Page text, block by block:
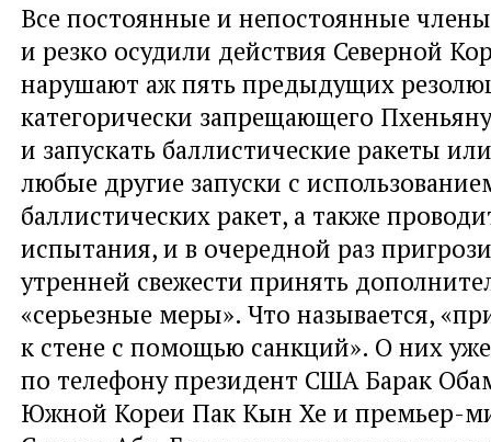
Все постоянные и непостоянные
и резко осудили действия Северной
нарушают аж пять предыдущих
категорически запрещающего
и запускать баллистические ракеты
любые другие запуски с
баллистических ракет, а также
испытания, и в очередной раз
утренней свежести принять
«серьезные меры». Что называется,
к стене с помощью санкций». О них
по телефону президент США Барак
Южной Кореи Пак Кын Хе и премьер-